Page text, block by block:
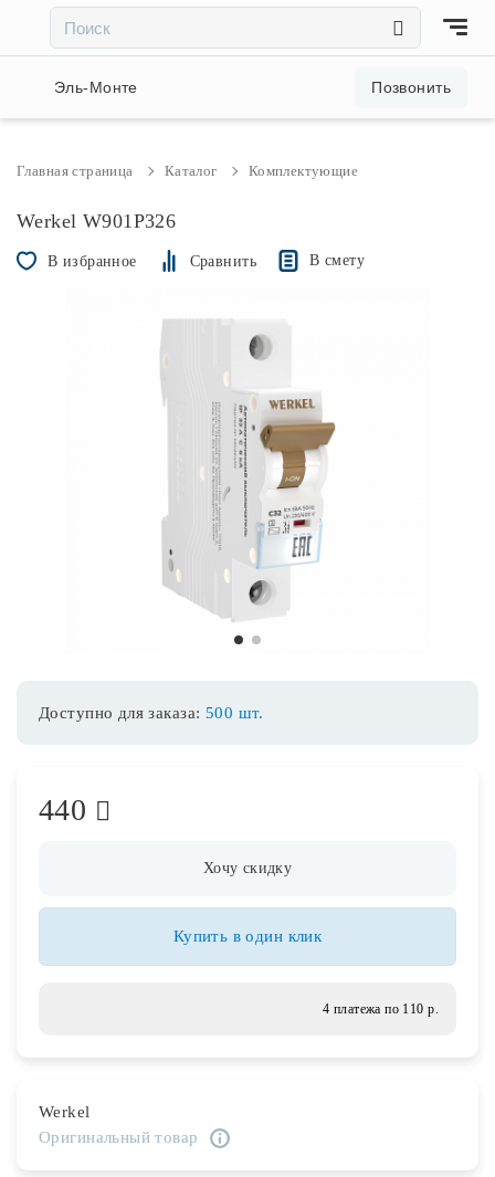
Акции и скидки
Светильники
Трековые системы
Уличное освещение
Светодиодная лента
Предметы интерьера
Эль-Монте Позвонить
Главная страница Каталог Комплектующие
Werkel W901P326
В избранное Сравнить В смету
1
Доступно для заказа: 500 шт.
440
Хочу скидку
Купить в один клик
4 платежа по 110 р.
Werkel
Оригинальный товар
××